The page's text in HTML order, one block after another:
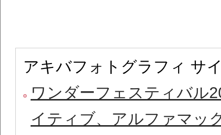
アキバフォトグラフィ サ
ワンダーフェスティバル
イティブ、アルファマッ